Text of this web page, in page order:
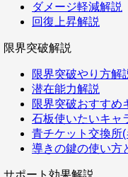
ダメージ軽減解説
回復上昇解説
限界突破解説
限界突破やり方解
潜在能力解説
限界突破おすすめ
石板使いたいキャ
青チケット交換所
導きの鍵の使い方
サポート効果解説